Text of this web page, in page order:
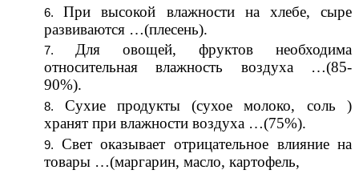
При высокой влажности на хлебе, сыре
развиваются …(плесень).
Для овощей, фруктов необходима
относительная влажность воздуха …(85-
90%).
Сухие продукты (сухое молоко, соль )
хранят при влажности воздуха …(75%).
Свет оказывает отрицательное влияние на
товары …(маргарин, масло, картофель,